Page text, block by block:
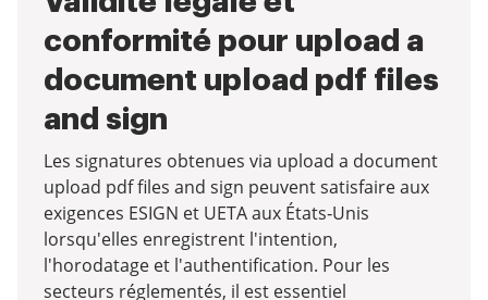
conformité pour upload a
document upload pdf files
and sign
Les signatures obtenues via upload a document
upload pdf files and sign peuvent satisfaire aux
exigences ESIGN et UETA aux États‑Unis
lorsqu'elles enregistrent l'intention,
l'horodatage et l'authentification. Pour les
secteurs réglementés, il est essentiel